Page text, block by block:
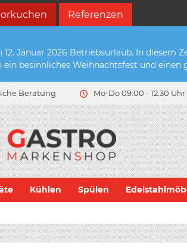
Referenzen
Januar 2026 Betriebsurlaub. In
besinnliches Weihnachtsfest und einen
Beratung Mo-Do 09:00 - 12:30
Kühlen Spülen